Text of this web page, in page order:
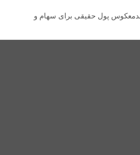
پول حقیقی برای سهام و